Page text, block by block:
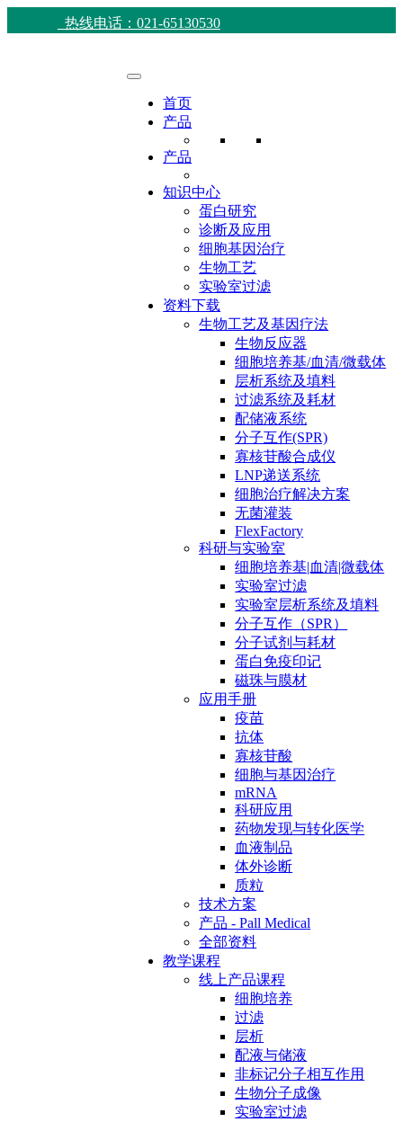
热线电话：021-65130530
首页
产品
产品
知识中心
蛋白研究
诊断及应用
细胞基因治疗
生物工艺
实验室过滤
资料下载
生物工艺及基因疗法
生物反应器
细胞培养基/血清/微载体
层析系统及填料
过滤系统及耗材
配储液系统
分子互作(SPR)
寡核苷酸合成仪
LNP递送系统
细胞治疗解决方案
无菌灌装
FlexFactory
科研与实验室
细胞培养基|血清|微载体
实验室过滤
实验室层析系统及填料
分子互作（SPR）
分子试剂与耗材
蛋白免疫印记
磁珠与膜材
应用手册
疫苗
抗体
寡核苷酸
细胞与基因治疗
mRNA
科研应用
药物发现与转化医学
血液制品
体外诊断
质粒
技术方案
产品 - Pall Medical
全部资料
教学课程
线上产品课程
细胞培养
过滤
层析
配液与储液
非标记分子相互作用
生物分子成像
实验室过滤